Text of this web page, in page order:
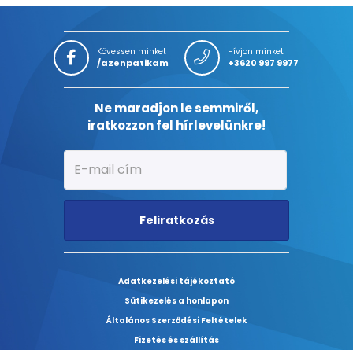
Kövessen minket
/azenpatikam
Hívjon minket
+3620 997 9977
Ne maradjon le semmiről,
iratkozzon fel hírlevelünkre!
Feliratkozás
Adatkezelési tájékoztató
Sütikezelés a honlapon
Általános Szerződési Feltételek
Fizetés és szállítás